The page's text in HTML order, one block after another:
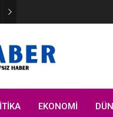
EKONOMİ